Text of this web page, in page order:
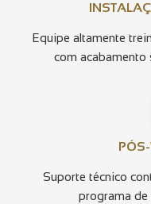
Equipe altamente
com acabamento
Suporte técnico
programa de